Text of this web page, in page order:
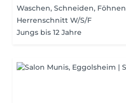
Waschen, Schneiden, Föhnen
Herrenschnitt W/S/F
Jungs bis 12 Jahre